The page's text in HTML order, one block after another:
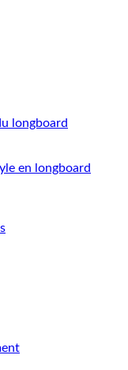
longboard
en longboard